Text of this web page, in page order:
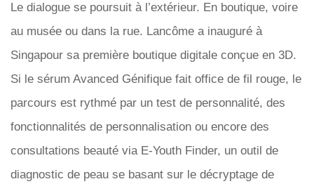
Le dialogue se poursuit à l’extérieur. En boutique, voire
au musée ou dans la rue. Lancôme a inauguré à
Singapour sa première boutique digitale conçue en 3D.
Si le sérum Avanced Génifique fait office de fil rouge, le
parcours est rythmé par un test de personnalité, des
fonctionnalités de personnalisation ou encore des
consultations beauté via E-Youth Finder, un outil de
diagnostic de peau se basant sur le décryptage de